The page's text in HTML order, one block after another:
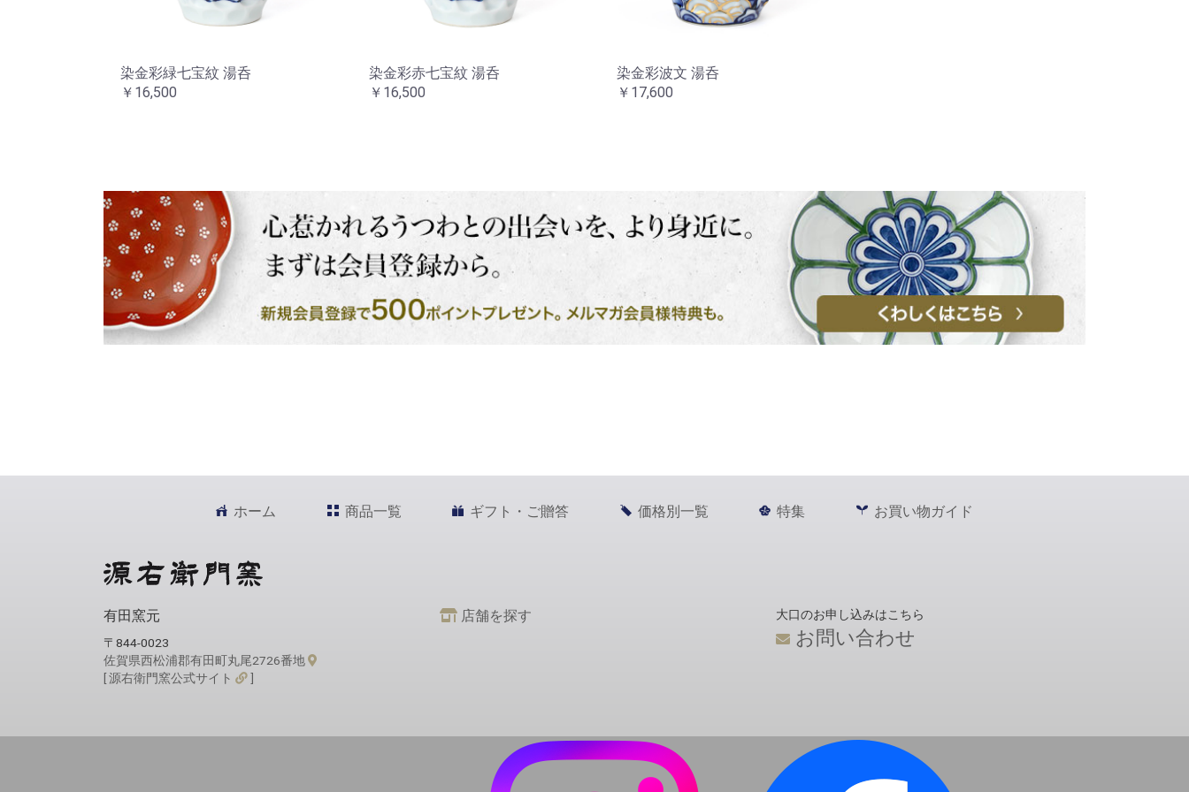
染金彩緑七宝紋 湯呑
￥16,500
染金彩赤七宝紋 湯呑
￥16,500
染金彩波文 湯呑
￥17,600
ホーム 商品一覧 ギフト・ご贈答 価格別一覧 特集 お買い物ガイド
有田窯元
〒844-0023
佐賀県西松浦郡有田町丸尾2726番地
[ 源右衛門窯公式サイト
]
店舗を探す 大口のお申し込みはこちら
お問い合わせ